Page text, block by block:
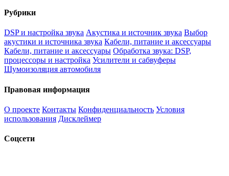
Рубрики
DSP и настройка звука Акустика и источник звука Выбор
акустики и источника звука Кабели, питание и аксессуары
Кабели, питание и аксессуары Обработка звука: DSP,
процессоры и настройка Усилители и сабвуферы
Шумоизоляция автомобиля
Правовая информация
О проекте Контакты Конфиденциальность Условия
использования Дисклеймер
Соцсети